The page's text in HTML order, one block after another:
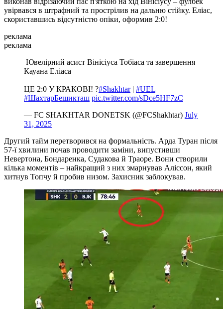
увірвався в штрафний та прострілив на дальню стійку. Еліас,
скориставшись відсутністю опіки, оформив 2:0!
реклама
реклама
️ Ювелірний асист Вінісіуса Тобіаса та завершення
Кауана Еліаса ️
ЦЕ 2:0 У КРАКОВІ! ?#Shakhtar| #UEL
#ШахтарБешикташ pic.twitter.com/sDce5HF7zC
— FC SHAKHTAR DONETSK (@FCShakhtar) July
31, 2025
Другий тайм перетворився на формальність. Арда Туран після
57-ї хвилини почав проводити заміни, випустивши
Невертона, Бондаренка, Судакова й Траоре. Вони створили
кілька моментів – найкращий з них змарнував Аліссон, який
хитнув Топчу й пробив низом. Захисник заблокував.